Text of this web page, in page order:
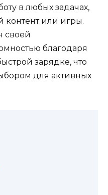
в любых задачах,
контент или игры.
своей
благодаря
зарядке, что
для активных